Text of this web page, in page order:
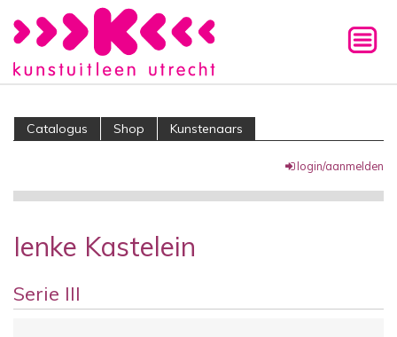
Catalogus Shop Kunstenaars
login/aanmelden
Ienke Kastelein
Serie III